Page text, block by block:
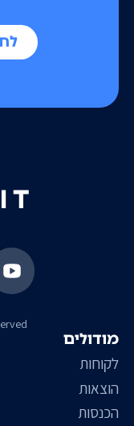
מודולים
לקוחות
הוצאות
הכנסות